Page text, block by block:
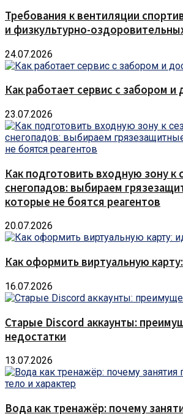
Требования к вентиляции
и физкультурно-
24.07.2026
Как работает сервис с забором и
23.07.2026
Как подготовить входную зону к
снегопадов: выбираем
которые не боятся реагентов
20.07.2026
Как оформить виртуальную
16.07.2026
Старые Discord аккаунты:
недостатки
13.07.2026
Вода как тренажёр: почему